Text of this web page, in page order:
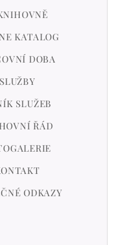
KATALOG
DOBA
SLUŽBY
SLUŽEB
ŘÁD
ODKAZY